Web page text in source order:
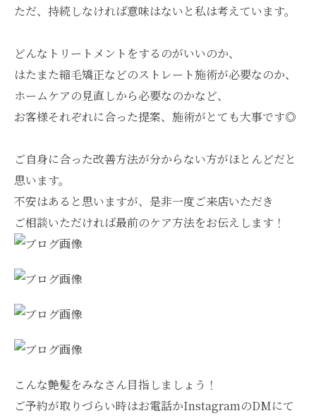
ただ、持続しなければ意味はないと私は考えています。
どんなトリートメントをするのがいいのか、
はたまた縮毛矯正などのストレート施術が必要なのか、
ホームケアの見直しから必要なのかなど、
お客様それぞれに合った提案、施術がとても大事です◎
ご自身に合った改善方法が分からない方がほとんどだと
思います。
不安はあると思いますが、是非一度ご来店いただき
ご相談いただければ最前のケア方法をお伝えします！
こんな艶髪をみなさん目指しましょう！
ご予約が取りづらい時はお電話かInstagramのDMにて